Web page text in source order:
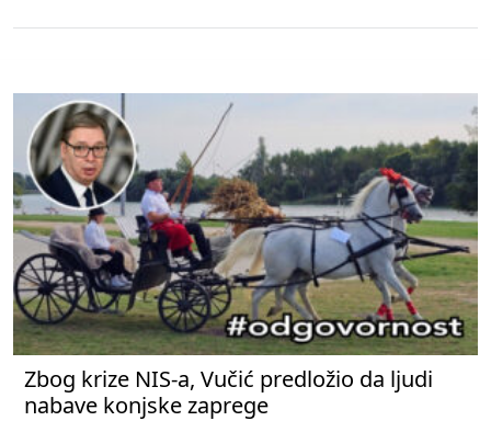
Zbog krize NIS-a, Vučić predložio da ljudi
nabave konjske zaprege